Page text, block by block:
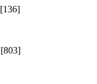
[136]
[803]